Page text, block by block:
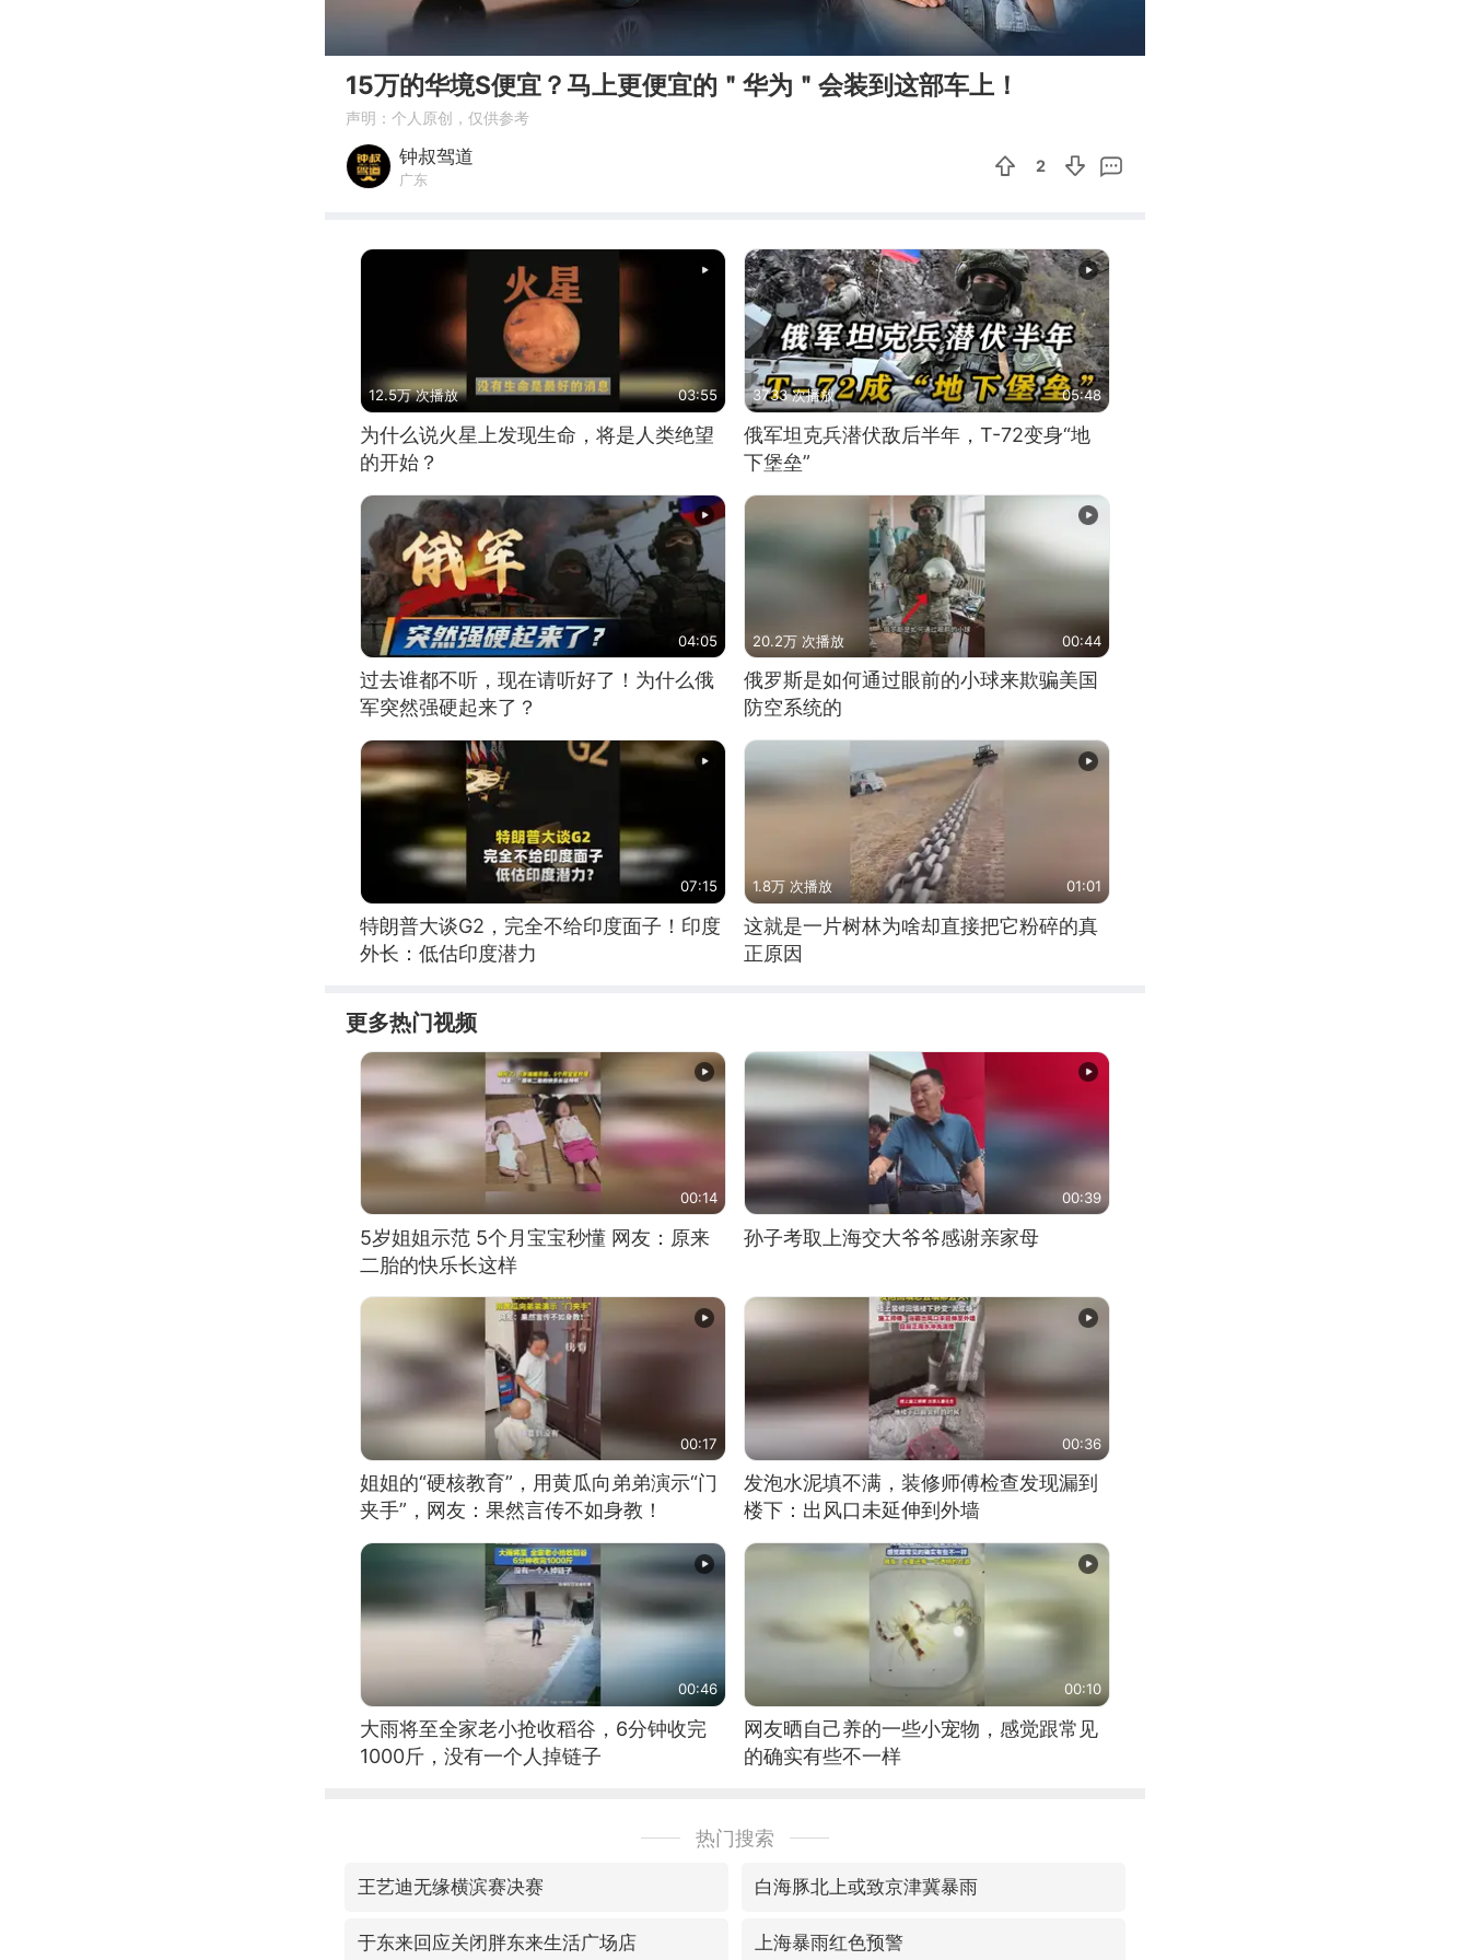
01:32
15万的华境S便宜？马上更便宜的＂华为＂会装到这部车上！
声明：个人原创，仅供参考
钟叔驾道
广东
2
12.5万 次播放 03:55
为什么说火星上发现生命，将是人类绝望
的开始？
3733 次播放 05:48
俄军坦克兵潜伏敌后半年，T-72变身“地
下堡垒”
04:05
过去谁都不听，现在请听好了！为什么俄
军突然强硬起来了？
20.2万 次播放 00:44
俄罗斯是如何通过眼前的小球来欺骗美国
防空系统的
07:15
特朗普大谈G2，完全不给印度面子！印度
外长：低估印度潜力
1.8万 次播放 01:01
这就是一片树林为啥却直接把它粉碎的真
正原因
更多热门视频
00:14
5岁姐姐示范 5个月宝宝秒懂 网友：原来
二胎的快乐长这样
00:39
孙子考取上海交大爷爷感谢亲家母
00:17
姐姐的“硬核教育”，用黄瓜向弟弟演示“门
夹手”，网友：果然言传不如身教！
00:36
发泡水泥填不满，装修师傅检查发现漏到
楼下：出风口未延伸到外墙
00:46
大雨将至全家老小抢收稻谷，6分钟收完
1000斤，没有一个人掉链子
00:10
网友晒自己养的一些小宠物，感觉跟常见
的确实有些不一样
热门搜索
王艺迪无缘横滨赛决赛 白海豚北上或致京津冀暴雨
于东来回应关闭胖东来生活广场店 上海暴雨红色预警